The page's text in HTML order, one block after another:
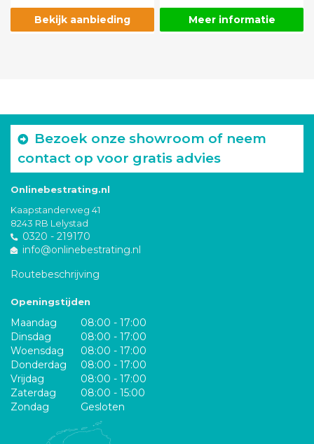
Bekijk aanbieding Meer informatie
Bezoek onze showroom of neem
contact op voor gratis advies
Onlinebestrating.nl
Kaapstanderweg 41
8243 RB Lelystad
0320 - 219170
info@onlinebestrating.nl
Routebeschrijving
Openingstijden
Maandag
08:00 - 17:00
Dinsdag
08:00 - 17:00
Woensdag
08:00 - 17:00
Donderdag
08:00 - 17:00
Vrijdag
08:00 - 17:00
Zaterdag
08:00 - 15:00
Zondag
Gesloten